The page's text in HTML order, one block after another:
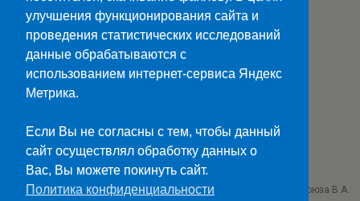
Наверх
Мобильн.
Министерство науки и высшего образования>>
Госуслуги>>
ГБПОУ "Ставропольский колледж связи им. Героя Советского Союза В.А.
улучшения функционирования сайта и
проведения статистических исследований
данные обрабатываются с
использованием интернет-сервиса Яндекс
Метрика.
Если Вы не согласны с тем, чтобы данный
сайт осуществлял обработку данных о
Вас, Вы можете покинуть сайт.
Политика конфиденциальности